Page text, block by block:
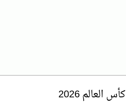
كأس العالم 2026